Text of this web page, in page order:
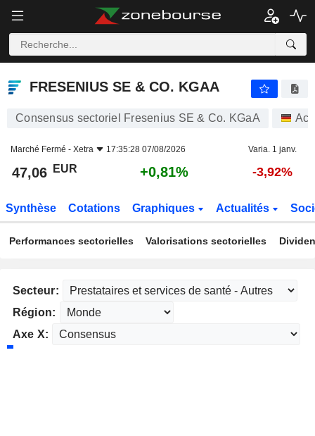
FRESENIUS SE & CO. KGAA
FRESENIUS SE & CO. KGAA
Consensus sectoriel Fresenius SE & Co. KGaA
Marché Fermé - Xetra 17:35:28 07/08/2026 Varia. 1 janv.
47,06 EUR +0,81% -3,92%
Synthèse Cotations Graphiques Actualités
Performances sectorielles Valorisations sectorielles
Secteur:
Région:
Axe X: